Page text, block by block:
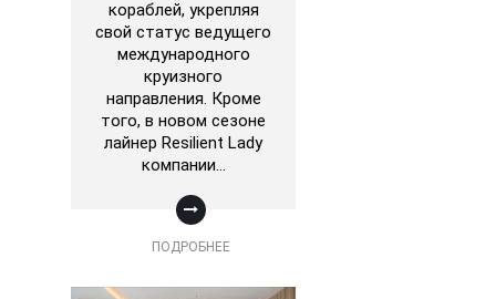
кораблей, укрепляя
свой статус ведущего
международного
круизного
направления. Кроме
того, в новом сезоне
лайнер Resilient Lady
компании…
ПОДРОБНЕЕ